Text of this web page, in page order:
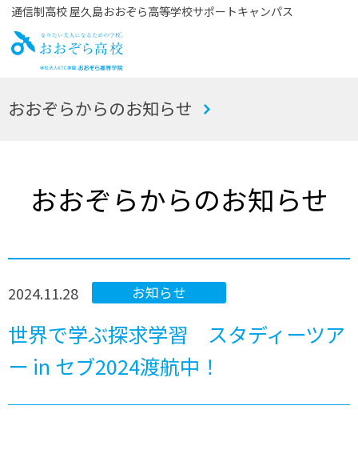
通信制高校 屋久島おおぞら高等学校サポートキャンパス
お
おおぞらからのお知らせ
おおぞらからのお知らせ
2024.11.28 お知らせ
世界で学ぶ探求学習 スタディーツア
ー in セブ2024渡航中！